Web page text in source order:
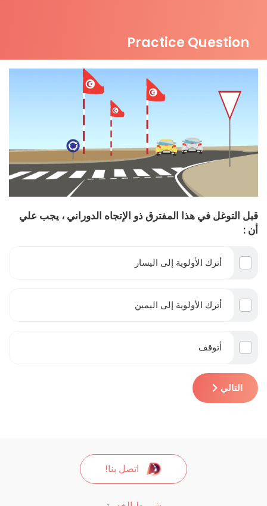
Practice Question
قبل التوغل في هذا المفترق ذو الإتجاه الدوراني ، يجب علي
أن :
أترك الأولوية إلى اليسار
أترك الأولوية إلى اليمين
أتوقف
التالي
اتصل بنا!